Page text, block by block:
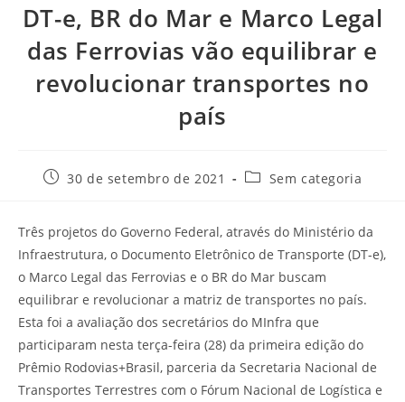
DT-e, BR do Mar e Marco Legal
das Ferrovias vão equilibrar e
revolucionar transportes no
país
30 de setembro de 2021 Sem categoria
Três projetos do Governo Federal, através do Ministério da
Infraestrutura, o Documento Eletrônico de Transporte (DT-e),
o Marco Legal das Ferrovias e o BR do Mar buscam
equilibrar e revolucionar a matriz de transportes no país.
Esta foi a avaliação dos secretários do MInfra que
participaram nesta terça-feira (28) da primeira edição do
Prêmio Rodovias+Brasil, parceria da Secretaria Nacional de
Transportes Terrestres com o Fórum Nacional de Logística e